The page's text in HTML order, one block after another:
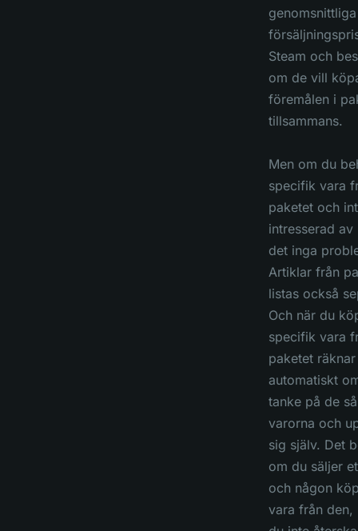
genomsnittliga
Steam och
om de vill
föremålen i
tillsammans.
Men om du
specifik vara
paketet och
intresserad av
det inga
Artiklar från
listas också
Och när du
specifik vara
paketet
automatiskt
tanke på de
varorna och
sig själv. Det
om du säljer
och någon
vara från den,